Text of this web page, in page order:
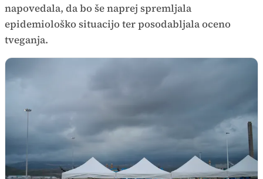
napovedala, da bo še naprej spremljala
epidemiološko situacijo ter posodabljala oceno
tveganja.